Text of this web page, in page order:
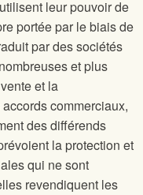
leur pouvoir de
portée par le biais de
par des sociétés
et plus
et la
commerciaux,
des différends
la protection et
qui ne sont
revendiquent les